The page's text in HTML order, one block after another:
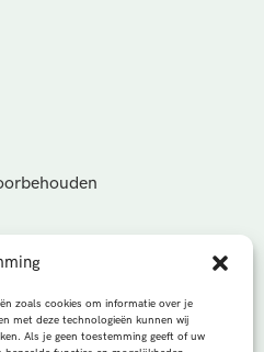
zoals cookies om informatie over je
met deze technologieën kunnen wij
Als je geen toestemming geeft of uw